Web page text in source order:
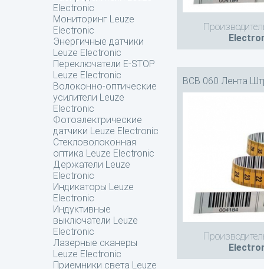
Electronic
Мониторинг Leuze
Electronic
Энергичные датчики
Leuze Electronic
Переключатели E-STOP
Leuze Electronic
Волоконно-оптические
усилители Leuze
Electronic
Фотоэлектрические
датчики Leuze Electronic
Стекловолоконная
оптика Leuze Electronic
Держатели Leuze
Electronic
Индикаторы Leuze
Electronic
Индуктивные
выключатели Leuze
Electronic
Лазерные сканеры
Leuze Electronic
Приемники света Leuze
BCB 060 Лента